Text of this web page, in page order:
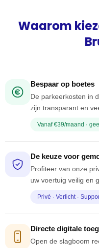
Waarom
Bespaar op boetes
De parkeerkosten in
zijn transparant en
Vanaf €39/maand ·
De keuze voor
Profiteer van onze
uw voertuig veilig en
Privé · Verlicht ·
Directe digitale
Open de slagboom